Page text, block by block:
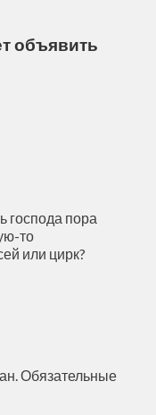
объявить
господа пора
то
или цирк?
Обязательные